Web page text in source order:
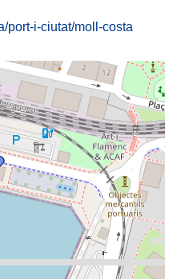
port-i-ciutat/moll-costa